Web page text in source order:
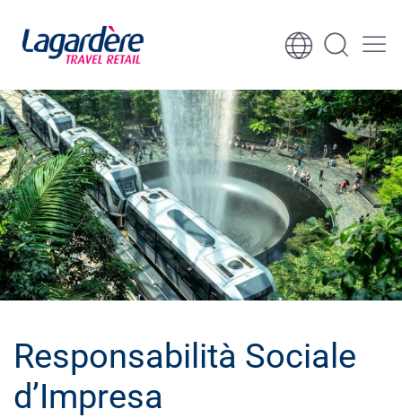
Vai al contenuto
Responsabilità Sociale
d’Impresa